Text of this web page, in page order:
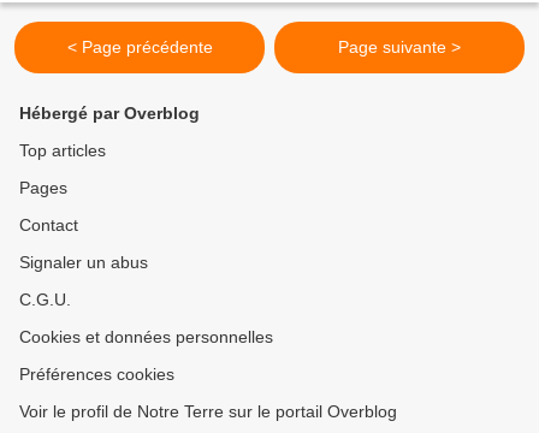
< Page précédente Page suivante >
Hébergé par Overblog
Top articles
Pages
Contact
Signaler un abus
C.G.U.
Cookies et données personnelles
Préférences cookies
Voir le profil de Notre Terre sur le portail Overblog